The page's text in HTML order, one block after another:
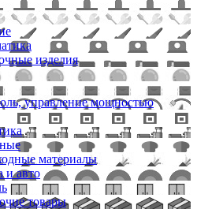
изделия
управление мощностью
материалы
и авто
товары